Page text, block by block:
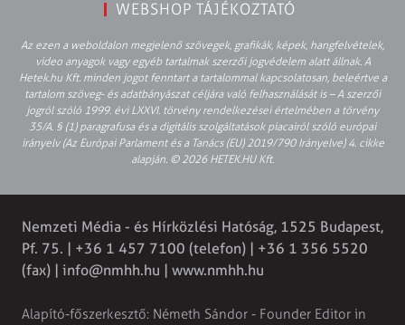
WEBSHOP TÁJÉKOZTATÓ
Az ezen a weboldalon megjelenő szövegek, grafikák, képek, hangfelvételek,
video anyagok vagy egyéb tartalmak szerzői jogvédelem alatt állnak. A
Hetek.hu Kft. minden jogot fenntart a tartalommal kapcsolatosan, beleértve a
tartalom szöveg- és adatbányászat céljára való felhasználását is – A szerzői
jogról szóló 1999. évi LXXVI. törvény rendelkezései értelmében a törvény
35/A. § (1) paragrafusa és a digitális szolgáltatások piacairól szóló európai
irányelv (Az Európai Parlament és a Tanács (EU) 2019/790 Irányelve) 4. cikke
alapján. © 2026 HETEK.HU Kft.
Nemzeti Média - és Hírközlési Hatóság, 1525 Budapest,
Pf. 75. | +36 1 457 7100 (telefon) | +36 1 356 5520
(fax) | info@nmhh.hu | www.nmhh.hu
Alapító-főszerkesztő: Németh Sándor - Founder Editor in